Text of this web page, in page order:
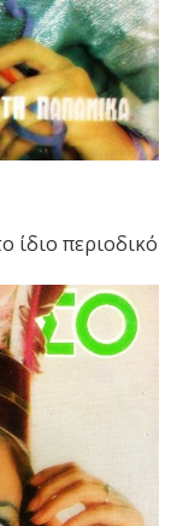
ίδιο περιοδικό